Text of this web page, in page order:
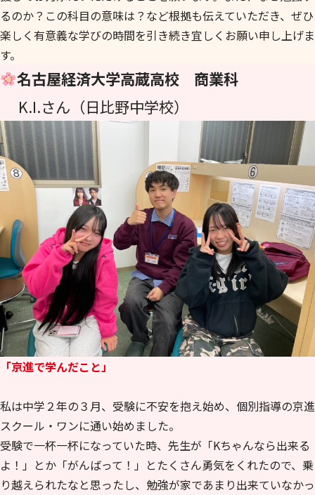
るのか？この科目の意味は？など根拠も伝えていただき、ぜひ
楽しく有意義な学びの時間を引き続き宜しくお願い申し上げま
す。
名古屋経済大学高蔵高校 商業科
K.I.さん（日比野中学校）
「京進で学んだこと」
私は中学２年の３月、受験に不安を抱え始め、個別指導の京進
スクール・ワンに通い始めました。
受験で一杯一杯になっていた時、先生が「Kちゃんなら出来る
よ！」とか「がんばって！」とたくさん勇気をくれたので、乗
り越えられたなと思ったし、勉強が家であまり出来ていなかっ